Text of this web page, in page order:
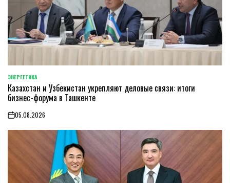
POSTED
IN
ЭНЕРГЕТИКА
Казахстан и Узбекистан укрепляют деловые связи: итоги
бизнес-форума в Ташкенте
on05.08.2026